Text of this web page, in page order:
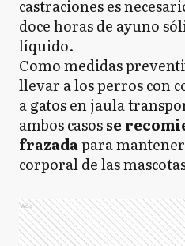
castraciones es
doce horas de ayuno
líquido.
Como medidas
llevar a los perros con
a gatos en jaula
ambos casosse
frazadapara
corporal de las
Ads